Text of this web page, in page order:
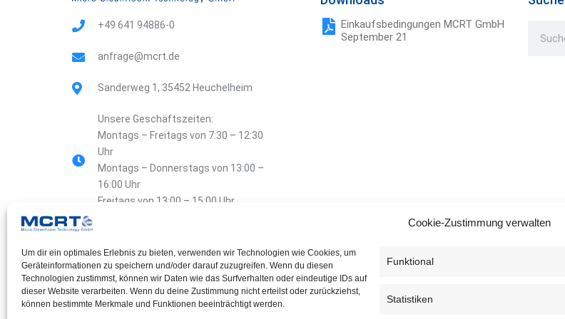
Cookie-Zustimmung verwalten
Um dir ein optimales Erlebnis zu bieten, verwenden wir Technologien wie Cookies, um
Geräteinformationen zu speichern und/oder darauf zuzugreifen. Wenn du diesen
Technologien zustimmst, können wir Daten wie das Surfverhalten oder eindeutige IDs auf
dieser Website verarbeiten. Wenn du deine Zustimmung nicht erteilst oder zurückziehst,
können bestimmte Merkmale und Funktionen beeinträchtigt werden.
Funktional
Statistiken
+49 641 94886-0
anfrage@mcrt.de
Sanderweg 1, 35452 Heuchelheim
Unsere Geschäftszeiten:
Montags – Freitags von 7:30 – 12:30
Uhr
Montags – Donnerstags von 13:00 –
16:00 Uhr
Freitags von 13:00 – 15:00 Uhr
Datenschutzerklärung Impressum
Informationen für Hinweisgeber
Einkaufsbedingungen MCRT GmbH
September 21